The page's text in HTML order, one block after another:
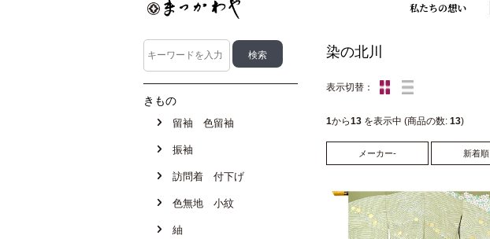
私たちの想い
きもの
留袖 色留袖
振袖
訪問着 付下げ
色無地 小紋
紬
染の北川
表示切替：
1から13 を表示中 (商品の数: 13)
メーカー- 新着順